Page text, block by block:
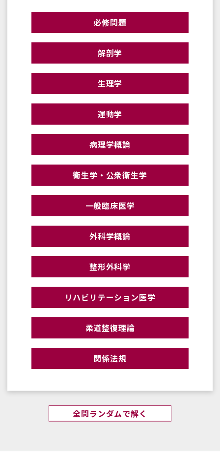
必修問題
解剖学
生理学
運動学
病理学概論
衛生学・公衆衛生学
一般臨床医学
外科学概論
整形外科学
リハビリテーション医学
柔道整復理論
関係法規
全問ランダムで解く